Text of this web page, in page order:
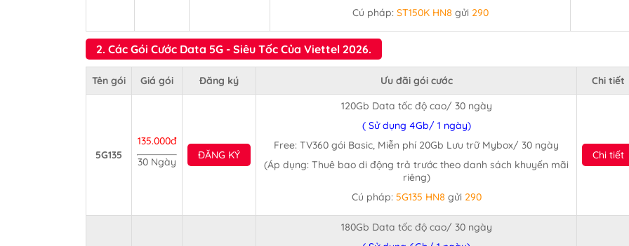
Cú pháp: ST150K HN8 gửi 290
2. Các Gói Cước Data 5G - Siêu Tốc Của Viettel 2026.
Tên gói Giá gói Đăng ký Ưu đãi gói cước Chi tiết
5G135
135.000đ
30 Ngày
ĐĂNG KÝ
120Gb Data tốc độ cao/ 30 ngày
( Sử dụng 4Gb/ 1 ngày)
Free: TV360 gói Basic, Miễn phí 20Gb Lưu trữ Mybox/ 30 ngày
(Áp dụng: Thuê bao di động trả trước theo danh sách khuyến mãi
riêng)
Cú pháp: 5G135 HN8 gửi 290
Chi tiết
180Gb Data tốc độ cao/ 30 ngày